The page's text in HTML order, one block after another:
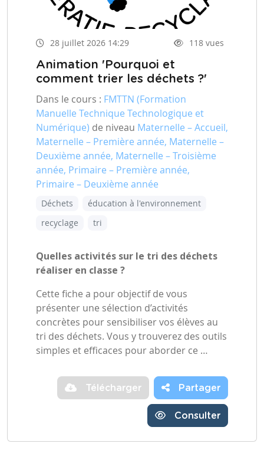
28 juillet 2026 14:29 118 vues
Animation 'Pourquoi et
comment trier les déchets ?'
Dans le cours : FMTTN (Formation
Manuelle Technique Technologique et
Numérique) de niveau Maternelle – Accueil,
Maternelle – Première année, Maternelle –
Deuxième année, Maternelle – Troisième
année, Primaire – Première année,
Primaire – Deuxième année
Déchets
éducation à l'environnement
recyclage
tri
Quelles activités sur le tri des déchets
réaliser en classe ?
Cette fiche a pour objectif de vous
présenter une sélection d’activités
concrètes pour sensibiliser vos élèves au
tri des déchets. Vous y trouverez des outils
simples et efficaces pour aborder ce …
Télécharger Partager
Consulter